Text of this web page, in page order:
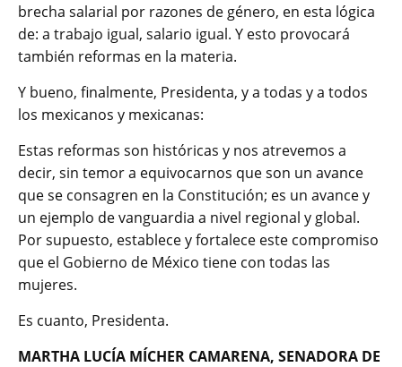
brecha salarial por razones de género, en esta lógica
de: a trabajo igual, salario igual. Y esto provocará
también reformas en la materia.
Y bueno, finalmente, Presidenta, y a todas y a todos
los mexicanos y mexicanas:
Estas reformas son históricas y nos atrevemos a
decir, sin temor a equivocarnos que son un avance
que se consagren en la Constitución; es un avance y
un ejemplo de vanguardia a nivel regional y global.
Por supuesto, establece y fortalece este compromiso
que el Gobierno de México tiene con todas las
mujeres.
Es cuanto, Presidenta.
MARTHA LUCÍA MÍCHER CAMARENA, SENADORA DE